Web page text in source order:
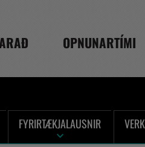
OPNUNARTÍMI
FYRIRTÆKJALAUSNIR